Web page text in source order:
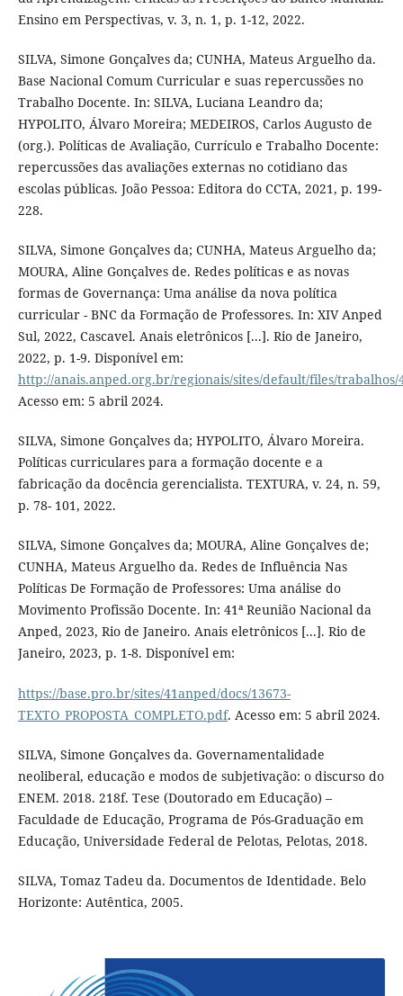
Ensino em Perspectivas, v. 3, n. 1, p. 1-12, 2022.
SILVA, Simone Gonçalves da; CUNHA, Mateus Arguelho da.
Base Nacional Comum Curricular e suas repercussões no
Trabalho Docente. In: SILVA, Luciana Leandro da;
HYPOLITO, Álvaro Moreira; MEDEIROS, Carlos Augusto de
(org.). Políticas de Avaliação, Currículo e Trabalho Docente:
repercussões das avaliações externas no cotidiano das
escolas públicas. João Pessoa: Editora do CCTA, 2021, p. 199-
228.
SILVA, Simone Gonçalves da; CUNHA, Mateus Arguelho da;
MOURA, Aline Gonçalves de. Redes políticas e as novas
formas de Governança: Uma análise da nova política
curricular - BNC da Formação de Professores. In: XIV Anped
Sul, 2022, Cascavel. Anais eletrônicos [...]. Rio de Janeiro,
2022, p. 1-9. Disponível em:
http://anais.anped.org.br/regionais/sites/default/files/trabalhos/
Acesso em: 5 abril 2024.
SILVA, Simone Gonçalves da; HYPOLITO, Álvaro Moreira.
Políticas curriculares para a formação docente e a
fabricação da docência gerencialista. TEXTURA, v. 24, n. 59,
p. 78- 101, 2022.
SILVA, Simone Gonçalves da; MOURA, Aline Gonçalves de;
CUNHA, Mateus Arguelho da. Redes de Influência Nas
Políticas De Formação de Professores: Uma análise do
Movimento Profissão Docente. In: 41ª Reunião Nacional da
Anped, 2023, Rio de Janeiro. Anais eletrônicos [...]. Rio de
Janeiro, 2023, p. 1-8. Disponível em:
https://base.pro.br/sites/41anped/docs/13673-
TEXTO_PROPOSTA_COMPLETO.pdf. Acesso em: 5 abril 2024.
SILVA, Simone Gonçalves da. Governamentalidade
neoliberal, educação e modos de subjetivação: o discurso do
ENEM. 2018. 218f. Tese (Doutorado em Educação) –
Faculdade de Educação, Programa de Pós-Graduação em
Educação, Universidade Federal de Pelotas, Pelotas, 2018.
SILVA, Tomaz Tadeu da. Documentos de Identidade. Belo
Horizonte: Autêntica, 2005.